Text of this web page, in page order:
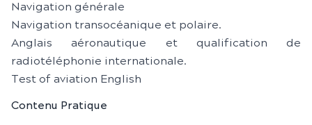
Navigation générale
Navigation transocéanique et polaire.
Anglais aéronautique et qualification de
radiotéléphonie internationale.
Test of aviation English
Contenu Pratique